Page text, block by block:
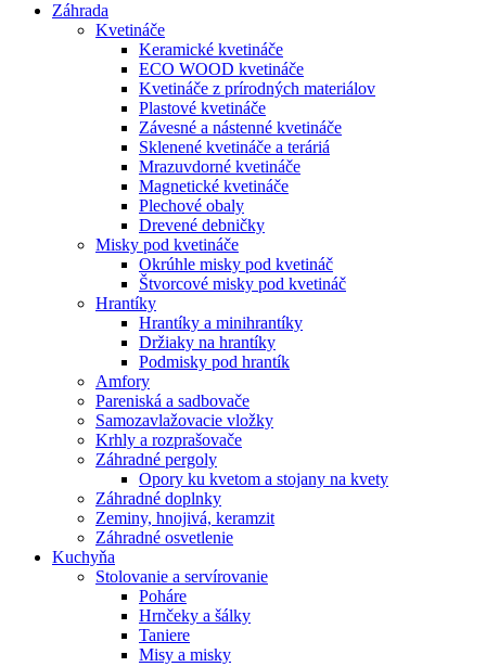
Záhrada
Kvetináče
Keramické kvetináče
ECO WOOD kvetináče
Kvetináče z prírodných materiálov
Plastové kvetináče
Závesné a nástenné kvetináče
Sklenené kvetináče a teráriá
Mrazuvdorné kvetináče
Magnetické kvetináče
Plechové obaly
Drevené debničky
Misky pod kvetináče
Okrúhle misky pod kvetináč
Štvorcové misky pod kvetináč
Hrantíky
Hrantíky a minihrantíky
Držiaky na hrantíky
Podmisky pod hrantík
Amfory
Pareniská a sadbovače
Samozavlažovacie vložky
Krhly a rozprašovače
Záhradné pergoly
Opory ku kvetom a stojany na kvety
Záhradné doplnky
Zeminy, hnojivá, keramzit
Záhradné osvetlenie
Kuchyňa
Stolovanie a servírovanie
Poháre
Hrnčeky a šálky
Taniere
Misy a misky